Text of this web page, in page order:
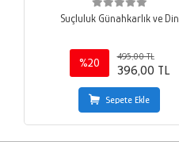
Suçluluk Günahkarlık ve Din
%20
495,00 TL
396,00 TL
Sepete Ekle